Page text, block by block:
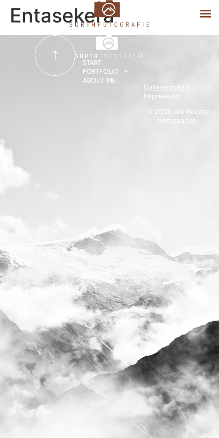
START
PORTFOLIO
Entasekera
Datenschutz
Impressum
© 2026 Alle Rechte
vorbehalten.
START
PORTFOLIO
ABOUT ME